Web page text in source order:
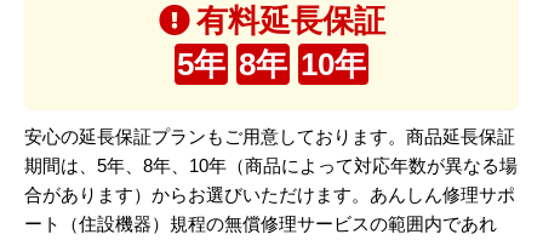
有料延長保証
5年 8年 10年
安心の延長保証プランもご用意しております。商品延長保証
期間は、5年、8年、10年（商品によって対応年数が異なる場
合があります）からお選びいただけます。あんしん修理サポ
ート（住設機器）規程の無償修理サービスの範囲内であれ